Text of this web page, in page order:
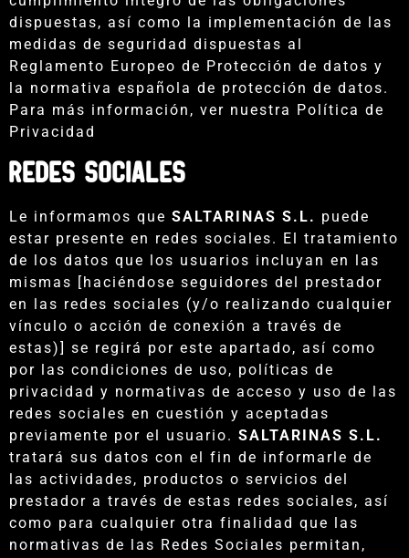
dispuestas, así como la implementación de las
medidas de seguridad dispuestas al
Reglamento Europeo de Protección de datos y
la normativa española de protección de datos.
Para más información, ver nuestra Política de
Privacidad
REDES SOCIALES
Le informamos que SALTARINAS S.L. puede
estar presente en redes sociales. El tratamiento
de los datos que los usuarios incluyan en las
mismas [haciéndose seguidores del prestador
en las redes sociales (y/o realizando cualquier
vínculo o acción de conexión a través de
estas)] se regirá por este apartado, así como
por las condiciones de uso, políticas de
privacidad y normativas de acceso y uso de las
redes sociales en cuestión y aceptadas
previamente por el usuario. SALTARINAS S.L.
tratará sus datos con el fin de informarle de
las actividades, productos o servicios del
prestador a través de estas redes sociales, así
como para cualquier otra finalidad que las
normativas de las Redes Sociales permitan,